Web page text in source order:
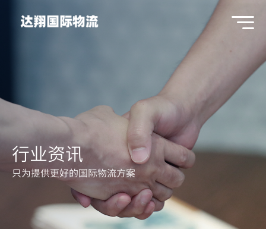
行业资讯
只为提供更好的国际物流方案